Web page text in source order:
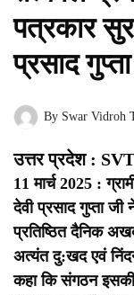
पत्रकार
प्रसाद गुप्ता
By Swar Vidroh
उत्तर प्रदेश :
11 मार्च 2025 :
देवी प्रसाद गुप्ता
प्रतिष्ठित दैनिक
अत्यंत दु:खद एवं
कहा कि संगठन